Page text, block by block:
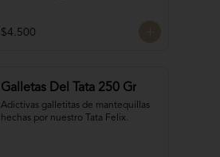
$4.500
Galletas Del Tata 250 Gr
Adictivas galletitas de mantequillas
hechas por nuestro Tata Felix.